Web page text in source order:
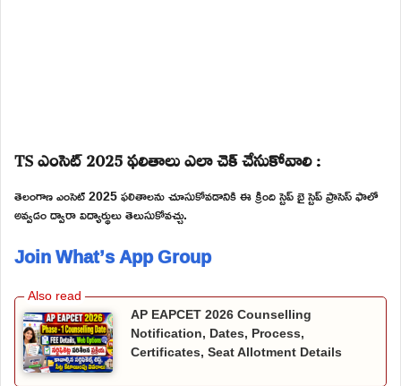
TS ఎంసెట్ 2025 ఫలితాలు ఎలా చెక్ చేసుకోవాలి :
తెలంగాణ ఎంసెట్ 2025 ఫలితాలను చూసుకోవడానికి ఈ క్రింది స్టెప్ బై స్టెప్ ప్రాసెస్ ఫాలో
అవ్వడం ద్వారా విద్యార్థులు తెలుసుకోవచ్చు.
Join What’s App Group
AP EAPCET 2026 Counselling
Notification, Dates, Process,
Certificates, Seat Allotment Details